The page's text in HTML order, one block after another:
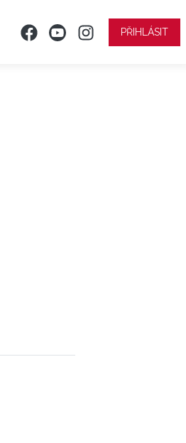
PŘIHLÁSIT